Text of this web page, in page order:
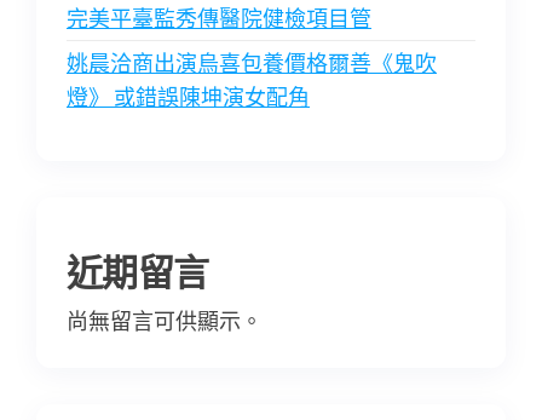
完美平臺監秀傳醫院健檢項目管
姚晨洽商出演烏喜包養價格爾善《鬼吹
燈》 或錯誤陳坤演女配角
近期留言
尚無留言可供顯示。